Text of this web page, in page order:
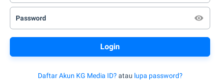
Password
Daftar Akun KG Media ID? atau lupa password?